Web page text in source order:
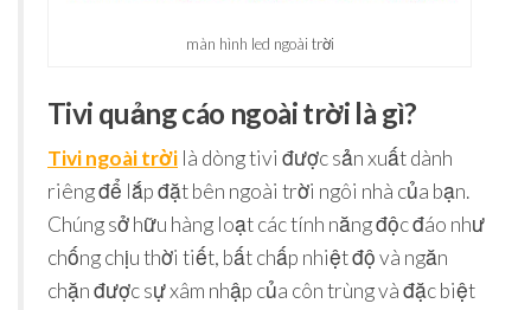
màn hình led ngoài trời
Tivi quảng cáo ngoài trời là gì?
Tivi ngoài trời là dòng tivi được sản xuất dành
riêng để lắp đặt bên ngoài trời ngôi nhà của bạn.
Chúng sở hữu hàng loạt các tính năng độc đáo như
chống chịu thời tiết, bất chấp nhiệt độ và ngăn
chặn được sự xâm nhập của côn trùng và đặc biệt